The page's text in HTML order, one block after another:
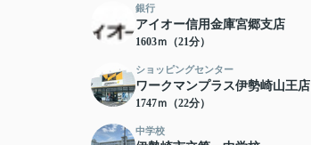
銀行
アイオー信用金庫宮郷支店
1603ｍ（21分）
ショッピングセンター
ワークマンプラス伊勢崎山王店
1747ｍ（22分）
中学校